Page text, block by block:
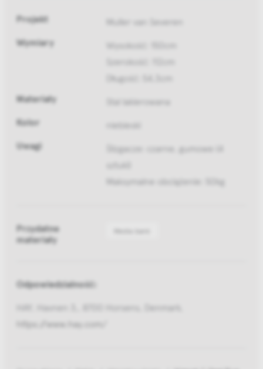
Projekt Muller van Severen
Wymiary
Wysokość: 150cm
Szerokość: 112cm
Długość: 54,3cm
Materiały Stal lakierowana
Kolor niebieski
Uwagi
Ślizgacze: czarne, gumowe (4
sztuki)
Maksymalne obciążenie: 50kg
Przydatne
materiały
Media bank
Odpowiedzialność:
HAY, Havnen 3,, 8700 Horsens, Denmark,
https://www.hay.com/